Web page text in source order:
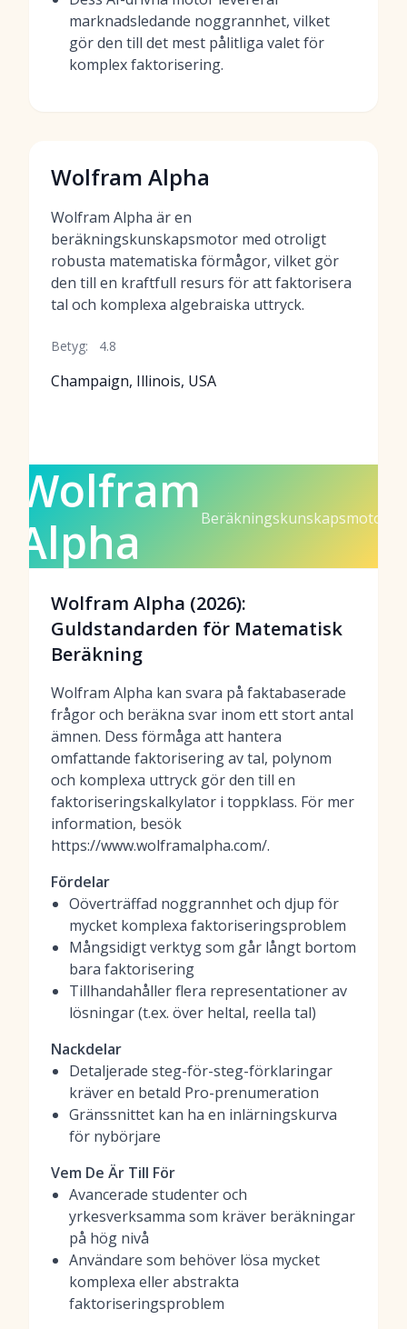
marknadsledande noggrannhet, vilket
gör den till det mest pålitliga valet för
komplex faktorisering.
Wolfram Alpha
Wolfram Alpha är en
beräkningskunskapsmotor med otroligt
robusta matematiska förmågor, vilket gör
den till en kraftfull resurs för att faktorisera
tal och komplexa algebraiska uttryck.
Betyg: 4.8
Champaign, Illinois, USA
Wolfram
Alpha
Beräkningskunskapsmotor
Wolfram Alpha (2026):
Guldstandarden för Matematisk
Beräkning
Wolfram Alpha kan svara på faktabaserade
frågor och beräkna svar inom ett stort antal
ämnen. Dess förmåga att hantera
omfattande faktorisering av tal, polynom
och komplexa uttryck gör den till en
faktoriseringskalkylator i toppklass. För mer
information, besök
https://www.wolframalpha.com/.
Fördelar
Oöverträffad noggrannhet och djup för
mycket komplexa faktoriseringsproblem
Mångsidigt verktyg som går långt bortom
bara faktorisering
Tillhandahåller flera representationer av
lösningar (t.ex. över heltal, reella tal)
Nackdelar
Detaljerade steg-för-steg-förklaringar
kräver en betald Pro-prenumeration
Gränssnittet kan ha en inlärningskurva
för nybörjare
Vem De Är Till För
Avancerade studenter och
yrkesverksamma som kräver beräkningar
på hög nivå
Användare som behöver lösa mycket
komplexa eller abstrakta
faktoriseringsproblem